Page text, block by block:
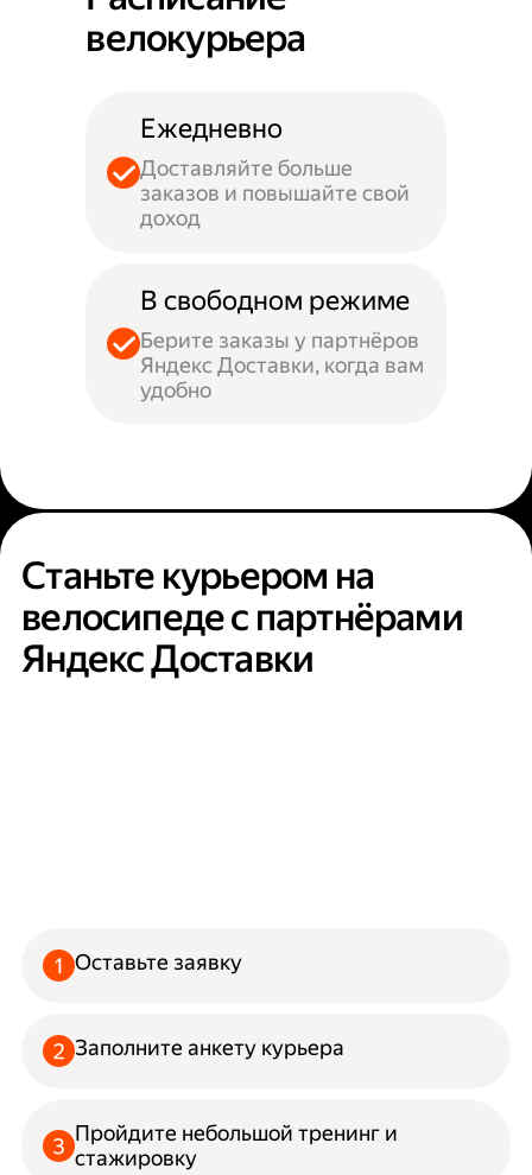
велокурьера
Ежедневно
Доставляйте больше
заказов и повышайте свой
доход
В свободном режиме
Берите заказы у партнёров
Яндекс Доставки, когда вам
удобно
Станьте курьером на
велосипеде с партнёрами
Яндекс Доставки
Оставьте заявку
Заполните анкету курьера
Пройдите небольшой тренинг и
стажировку